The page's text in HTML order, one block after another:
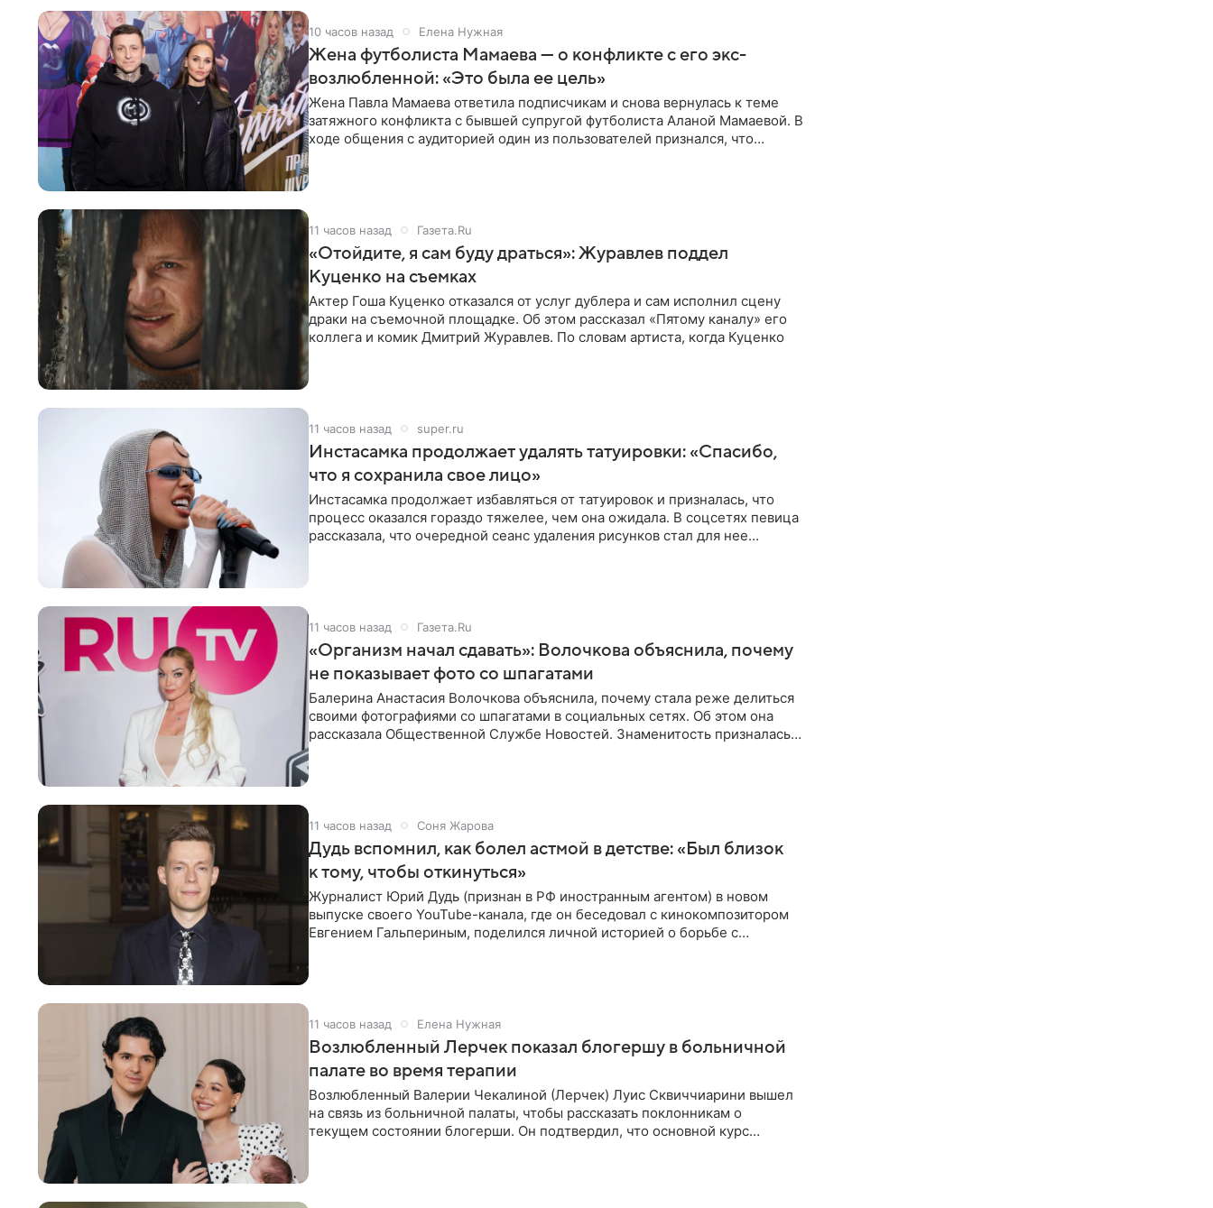
10 часов назад Елена Нужная
Жена футболиста Мамаева — о конфликте с его экс-
возлюбленной: «Это была ее цель»
Жена Павла Мамаева ответила подписчикам и снова вернулась к теме
затяжного конфликта с бывшей супругой футболиста Аланой Мамаевой. В
ходе общения с аудиторией один из пользователей признался, что
11 часов назад Газета.Ru
«Отойдите, я сам буду драться»: Журавлев поддел
Куценко на съемках
Актер Гоша Куценко отказался от услуг дублера и сам исполнил сцену
драки на съемочной площадке. Об этом рассказал «Пятому каналу» его
коллега и комик Дмитрий Журавлев. По словам артиста, когда Куценко
11 часов назад super.ru
Инстасамка продолжает удалять татуировки: «Спасибо,
что я сохранила свое лицо»
Инстасамка продолжает избавляться от татуировок и призналась, что
процесс оказался гораздо тяжелее, чем она ожидала. В соцсетях певица
рассказала, что очередной сеанс удаления рисунков стал для нее
11 часов назад Газета.Ru
«Организм начал сдавать»: Волочкова объяснила, почему
не показывает фото со шпагатами
Балерина Анастасия Волочкова объяснила, почему стала реже делиться
своими фотографиями со шпагатами в социальных сетях. Об этом она
рассказала Общественной Службе Новостей. Знаменитость призналась,
11 часов назад Соня Жарова
Дудь вспомнил, как болел астмой в детстве: «Был близок
к тому, чтобы откинуться»
Журналист Юрий Дудь (признан в РФ иностранным агентом) в новом
выпуске своего YouTube-канала, где он беседовал с кинокомпозитором
Евгением Гальпериным, поделился личной историей о борьбе с
11 часов назад Елена Нужная
Возлюбленный Лерчек показал блогершу в больничной
палате во время терапии
Возлюбленный Валерии Чекалиной (Лерчек) Луис Сквиччиарини вышел
на связь из больничной палаты, чтобы рассказать поклонникам о
текущем состоянии блогерши. Он подтвердил, что основной курс